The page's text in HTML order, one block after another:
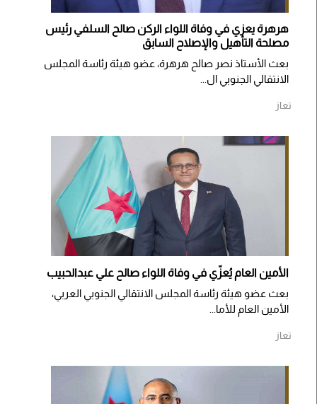
هرهرة يعزي في وفاة اللواء الركن صالح السلفي رئيس
مصلحة التأهيل والإصلاح السابق
بعث الأستاذ نصر صالح هرهرة، عضو هيئة رئاسة المجلس
الانتقالي الجنوبي ال...
تعاز
الأمين العام يُعزّي في وفاة اللواء صالح علي عبدالحبيب
بعث عضو هيئة رئاسة المجلس الانتقالي الجنوبي العربي،
الأمين العام للأما...
تعاز